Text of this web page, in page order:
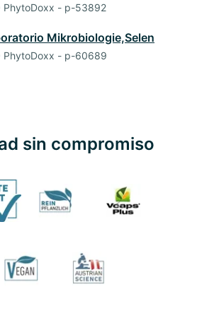
PhytoDoxx - p-53892
Mikrobiologie,Selen
PhytoDoxx - p-60689
sin compromiso